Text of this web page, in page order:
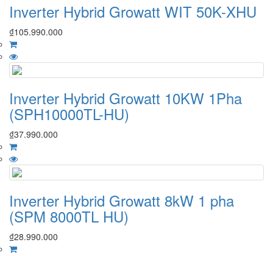
Inverter Hybrid Growatt WIT 50K-XHU
₫105.990.000
Inverter Hybrid Growatt 10KW 1Pha
(SPH10000TL-HU)
₫37.990.000
Inverter Hybrid Growatt 8kW 1 pha
(SPM 8000TL HU)
₫28.990.000